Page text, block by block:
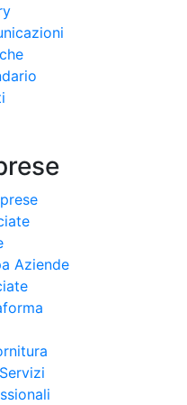
Aziende